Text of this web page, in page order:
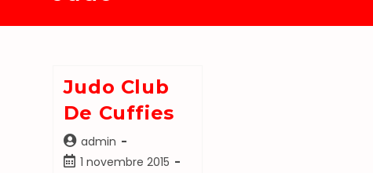
Judo Club
De Cuffies
admin
1 novembre 2015